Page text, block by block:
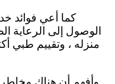
كما أعي فوائد
الوصول إلى الرعاية
منزله ، وتقييم طبي
وأفهم أن هناك مخاطر